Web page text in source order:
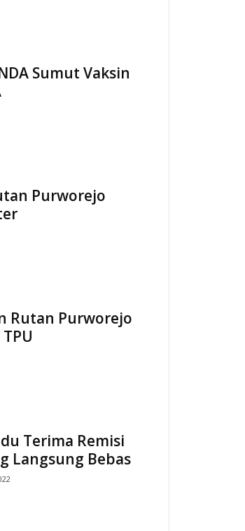
Sumut Vaksin
Purworejo
Rutan Purworejo
Terima Remisi
Langsung Bebas